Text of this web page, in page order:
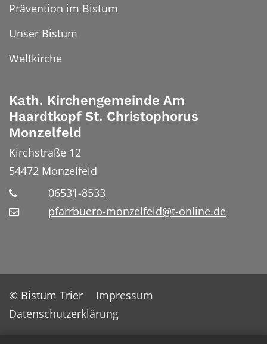
Prävention im Bistum
Unser Bistum
Weltkirche
Kath. Kirchengemeinde Am
Haardtkopf St. Christophorus
Monzelfeld
Kirchstraße 12
54472 Monzelfeld
06531-8533
pfarrbuero-monzelfeld@t-online.de
© Bistum Trier
Impressum
Datenschutzerklärung